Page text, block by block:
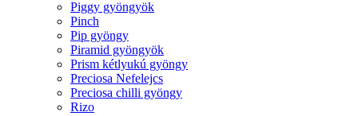
Piggy gyöngyök
Pinch
Pip gyöngy
Piramid gyöngyök
Prism kétlyukú gyöngy
Preciosa Nefelejcs
Preciosa chilli gyöngy
Rizo